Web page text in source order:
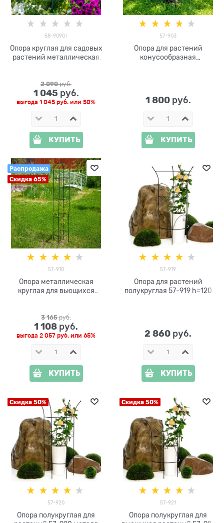
58-909Gr
Опора круглая для садовых
растений металлическая
2 090 руб.
1 045 руб.
выгода 1 045 руб. или 50%
КУПИТЬ
57-903
Опора для растений
конусообразная
1 800 руб.
КУПИТЬ
Распродажа
Скидка 65%
57-910
Опора металлическая
круглая для вьющихся
3 165 руб.
1 108 руб.
выгода 2 057 руб. или 65%
КУПИТЬ
57-919
Опора для растений
полукруглая 57-919 h=120
2 860 руб.
КУПИТЬ
Скидка 50%
57-920
Опора полукруглая для
Скидка 50%
57-921
Опора полукруглая для